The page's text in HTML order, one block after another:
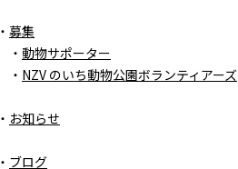
・ 募集
・ 動物サポーター
・ NZV のいち動物公園ボランティアーズ
・ お知らせ
・ ブログ